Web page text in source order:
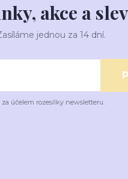
akce a
jednou za 14 dní.
za účelem rozesílky newsletteru.